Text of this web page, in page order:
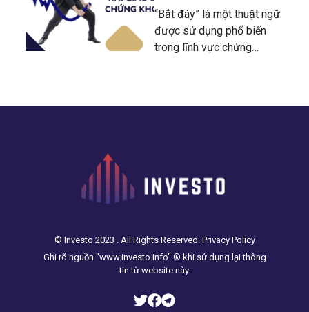
“Bắt đáy” là một thuật ngữ
được sử dụng phổ biến
trong lĩnh vực chứng
© Investo 2023 . All Rights Reserved. Privacy Policy
Ghi rõ nguồn "www.investo.info" ® khi sử dụng lại thông
tin từ website này.